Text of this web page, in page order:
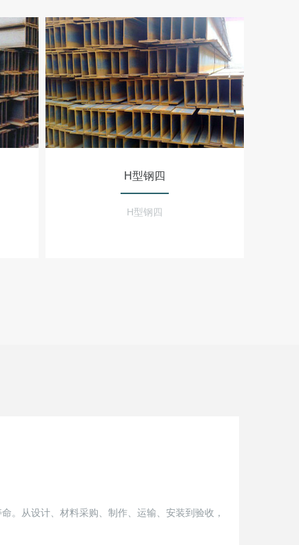
H型钢四
H型钢四
。从设计、材料采购、制作、运输、安装到验收，